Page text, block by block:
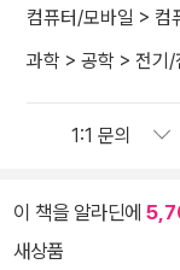
컴퓨터/모바일 > 컴
과학 > 공학 > 전기/
이 책을 알라딘에
새상품